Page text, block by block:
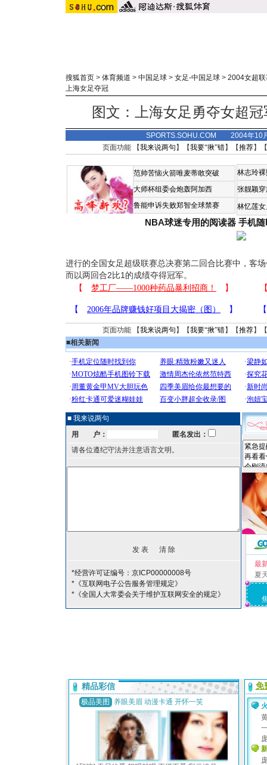
搜狐首页 > 体育频道 > 中国足球 > 女足-中国足球 > 2004女超联
上海女足夺冠
图文：上海女足勇夺女超
SPORTS.SOHU.COM 2004年10
页面功能 【我来说两句 】【我要“揪”错】【推荐】
范帅苦恼火箭唯麦蒂敢突破
大师杯组委会炮轰阿加西
鲁能申诉失败郑智全球禁赛
林志玲
张靓颖
林忆莲
NBA球迷专用的阅读器 手机
进行的全国女足超级联赛总决赛第二回合比赛中，客
而以两回合2比1的成绩夺得冠军。
页面功能 【我来说两句 】【我要“揪”错】【推荐】
■相关新闻
■ 我来说两句
用 户：
匿名发出：
请各位遵纪守法并注意语言文明。
*经营许可证编号：京ICP00000008号
*《互联网电子公告服务管理规定》
*《全国人大常委会关于维护互联网安全的规定》
最
夏